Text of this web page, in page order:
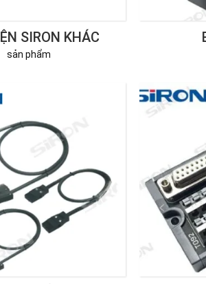
SIRON KHÁC
sản phẩm